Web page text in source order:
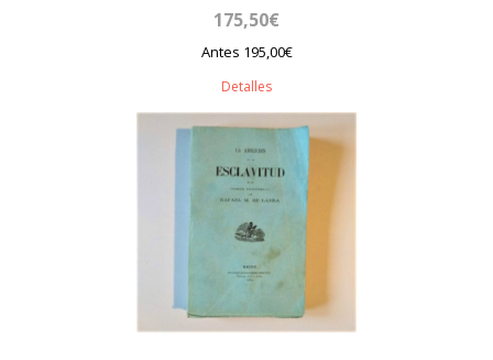
175,50€
Antes 195,00€
Detalles